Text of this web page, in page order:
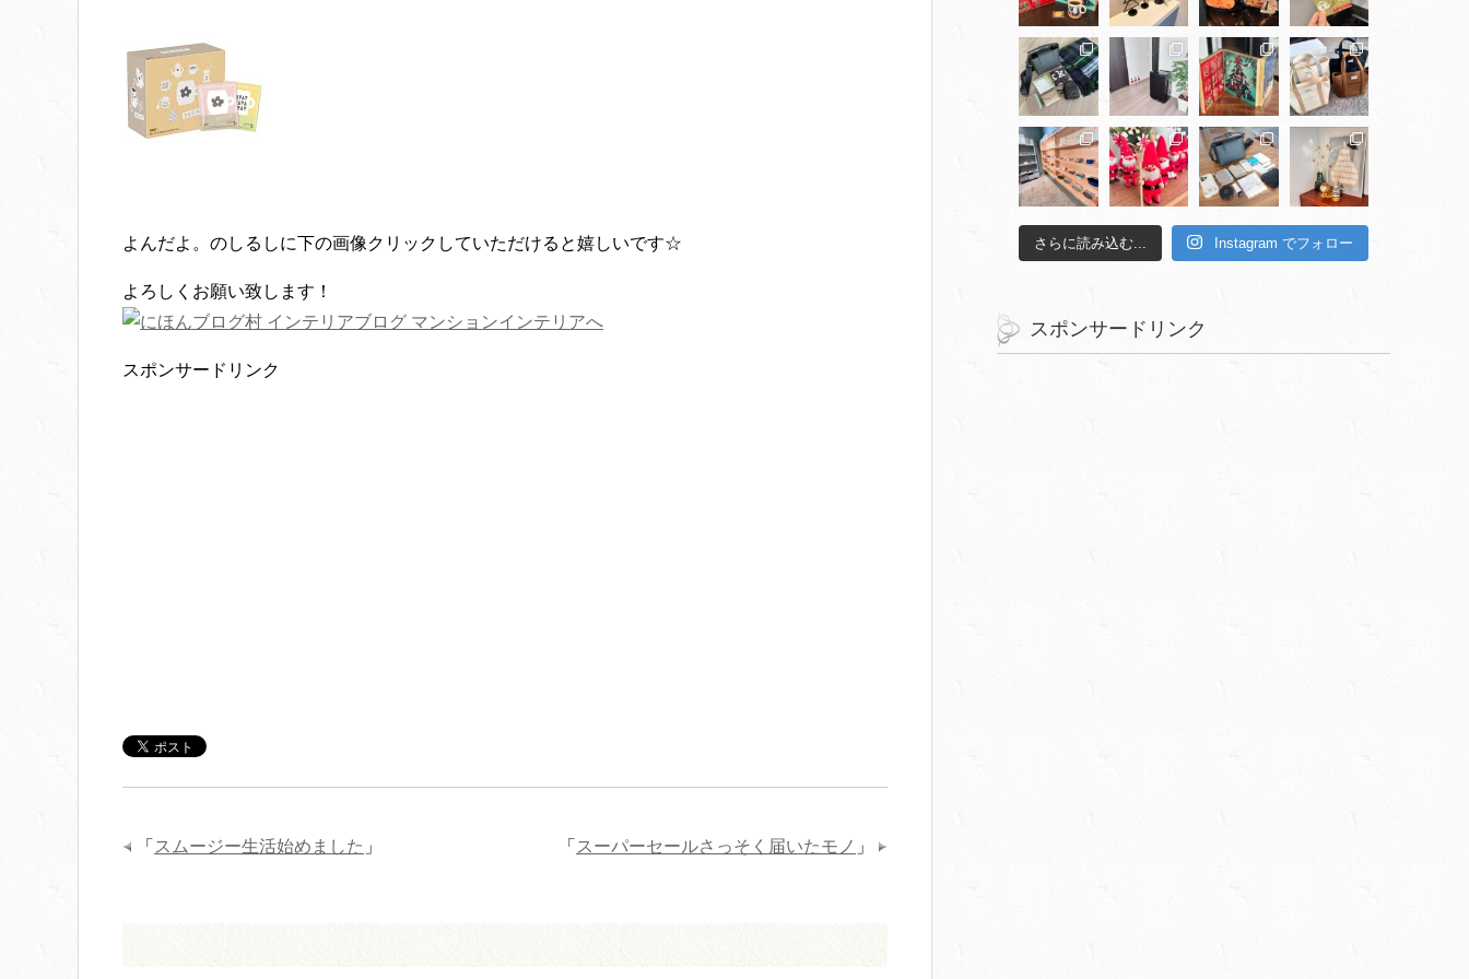
よんだよ。のしるしに下の画像クリックしていただけると嬉しいです☆
よろしくお願い致します！
スポンサードリンク
「 スーパーセールさっそく届いたモノ 」
「 スムージー生活始めました 」
さらに読み込む... Instagram でフォロー
スポンサードリンク